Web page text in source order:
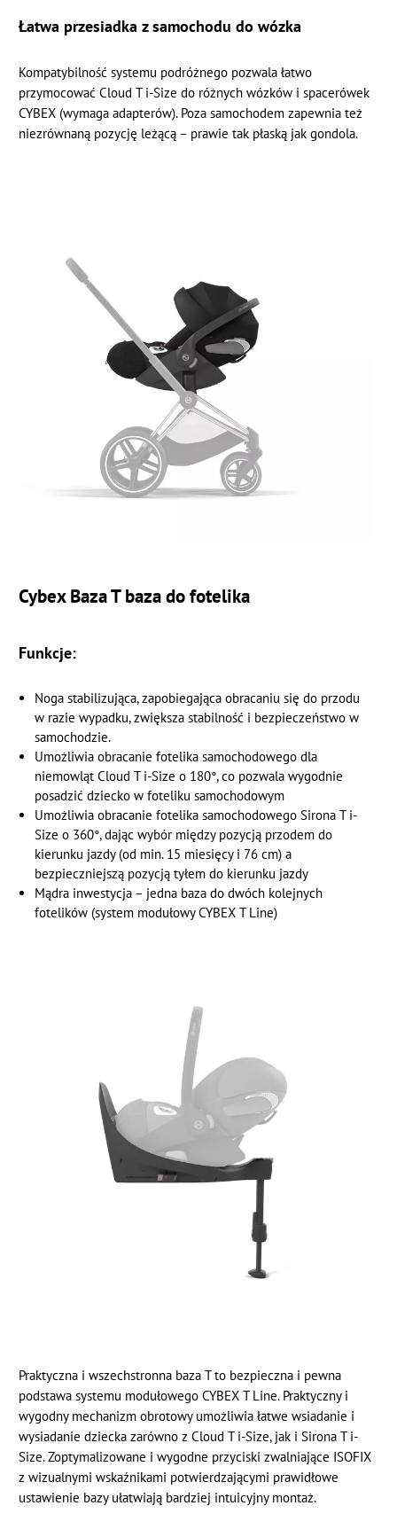
Łatwa przesiadka z samochodu do wózka
Kompatybilność systemu podróżnego pozwala łatwo
przymocować Cloud T i-Size do różnych wózków i spacerówek
CYBEX (wymaga adapterów). Poza samochodem zapewnia też
niezrównaną pozycję leżącą – prawie tak płaską jak gondola.
Cybex Baza T baza do fotelika
Funkcje:
Noga stabilizująca, zapobiegająca obracaniu się do przodu
w razie wypadku, zwiększa stabilność i bezpieczeństwo w
samochodzie.
Umożliwia obracanie fotelika samochodowego dla
niemowląt Cloud T i-Size o 180°, co pozwala wygodnie
posadzić dziecko w foteliku samochodowym
Umożliwia obracanie fotelika samochodowego Sirona T i-
Size o 360°, dając wybór między pozycją przodem do
kierunku jazdy (od min. 15 miesięcy i 76 cm) a
bezpieczniejszą pozycją tyłem do kierunku jazdy
Mądra inwestycja – jedna baza do dwóch kolejnych
fotelików (system modułowy CYBEX T Line)
Praktyczna i wszechstronna baza T to bezpieczna i pewna
podstawa systemu modułowego CYBEX T Line. Praktyczny i
wygodny mechanizm obrotowy umożliwia łatwe wsiadanie i
wysiadanie dziecka zarówno z Cloud T i-Size, jak i Sirona T i-
Size. Zoptymalizowane i wygodne przyciski zwalniające ISOFIX
z wizualnymi wskaźnikami potwierdzającymi prawidłowe
ustawienie bazy ułatwiają bardziej intuicyjny montaż.